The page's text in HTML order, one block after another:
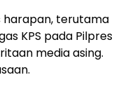
harapan, terutama
KPS pada Pilpres
media asing.